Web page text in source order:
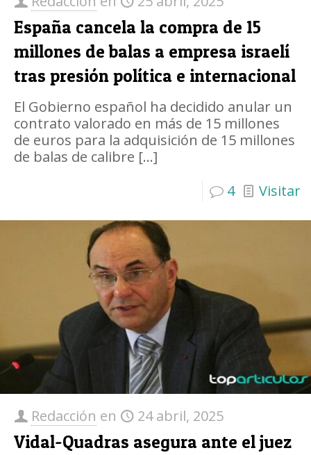
​España cancela la compra de 15
millones de balas a empresa israelí
tras presión política e internacional​
El Gobierno español ha decidido anular un
contrato valorado en más de 15 millones
de euros para la adquisición de 15 millones
de balas de calibre […]
4
Visitar
Redacción en 24 abril, 2025
Vidal-Quadras asegura ante el juez